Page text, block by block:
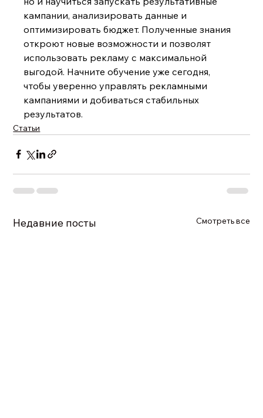
кампании, анализировать данные и
оптимизировать бюджет. Полученные знания
откроют новые возможности и позволят
использовать рекламу с максимальной
выгодой. Начните обучение уже сегодня,
чтобы уверенно управлять рекламными
кампаниями и добиваться стабильных
результатов.
Статьи
Недавние посты Смотреть все